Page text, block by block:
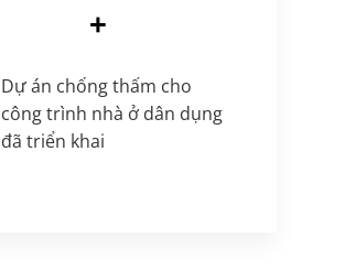
+
Dự án chống thấm cho
công trình nhà ở dân dụng
đã triển khai